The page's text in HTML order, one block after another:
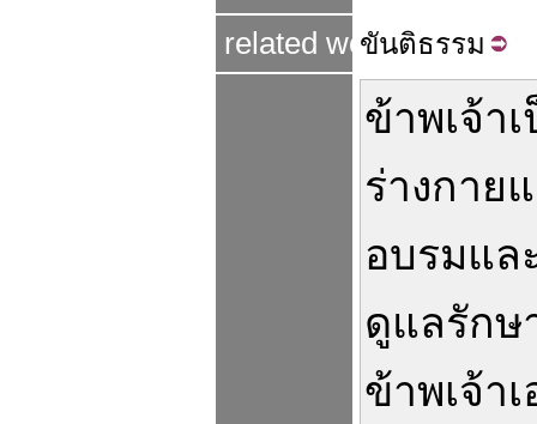
related word
ขันติธรรม
ข้าพเจ้า
ร่างกาย
อบรมแล
ดูแลรักษ
ข้าพเจ้า